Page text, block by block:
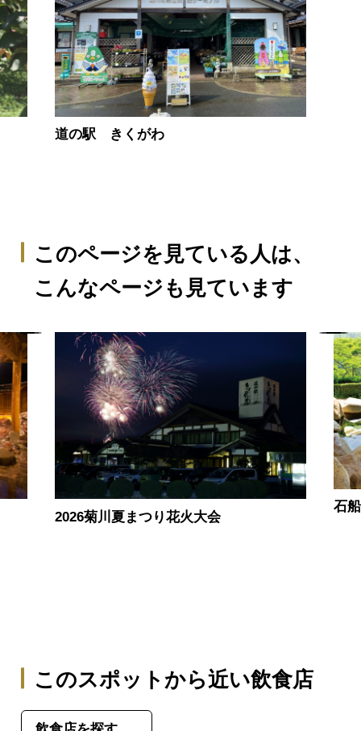
道の駅 きくがわ
このページを見ている人は、
こんなページも見ています
2026菊川夏まつり花火大会
石
このスポットから近い飲食店